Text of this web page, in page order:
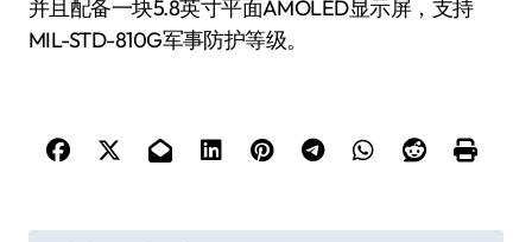
并且配备一块5.8英寸平面AMOLED显示屏，支持
MIL-STD-810G军事防护等级。